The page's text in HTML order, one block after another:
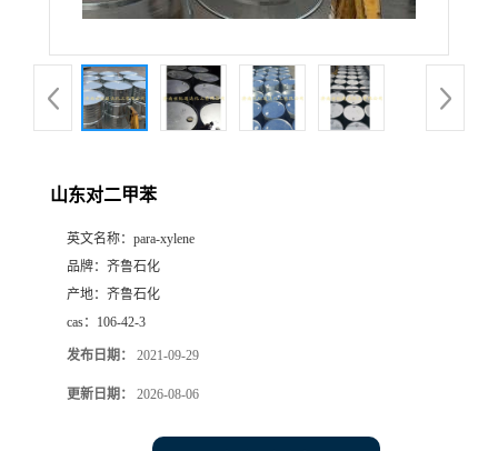
山东对二甲苯
英文名称： para-xylene
品牌： 齐鲁石化
产地： 齐鲁石化
cas： 106-42-3
发布日期： 2021-09-29
更新日期： 2026-08-06